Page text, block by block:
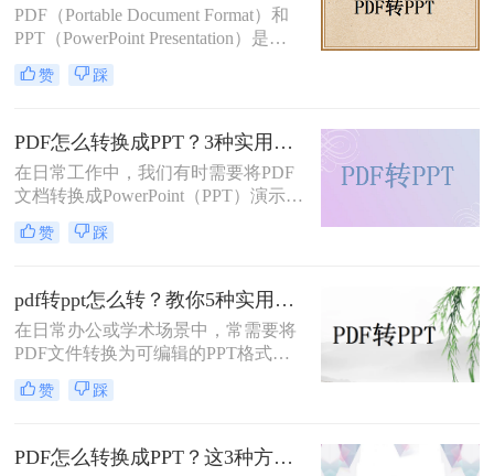
PDF（Portable Document Format）和
PPT（PowerPoint Presentation）是两
种常见的文件格式，分别用于文档存
储和演示文稿制作。在某些情况下，
式，以便在演示文稿中使用或进行进
一步编辑。那么如何将pdf转换ppt
呢？本文将详细介绍几种将PDF转换
为PPT的方法，帮助您高效地完成这
一任务。
赞 踩
PDF怎么转换成PPT？3种实用方法详解！
在日常工作中，我们有时需要将PDF
文档转换成PowerPoint（PPT）演示文
稿以方便展示或编辑。那么PDF怎么
转换成PPT呢？本文将介绍几种实现
赞 踩
pdf转ppt怎么转？教你5种实用的方法！
在日常办公或学术场景中，常需要将
PDF文件转换为可编辑的PPT格式。
那么pdf转ppt怎么转呢？本文整理了5
种主流方法，从工具选择到操作细节
赞 踩
PDF怎么转换成PPT？这3种方法教会你！